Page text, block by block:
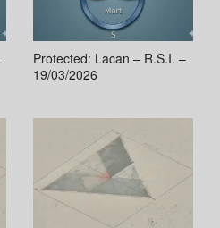
Protected: Lacan – R.S.I. –
19/03/2026